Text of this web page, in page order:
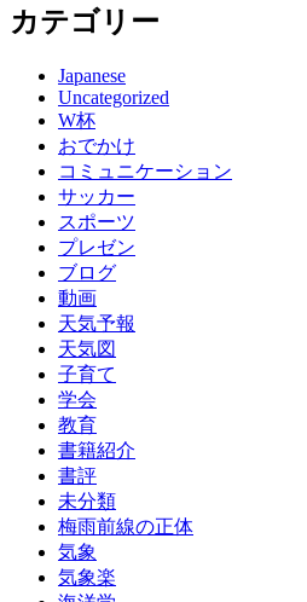
カテゴリー
Japanese
Uncategorized
W杯
おでかけ
コミュニケーション
サッカー
スポーツ
プレゼン
ブログ
動画
天気予報
天気図
子育て
学会
教育
書籍紹介
書評
未分類
梅雨前線の正体
気象
気象楽